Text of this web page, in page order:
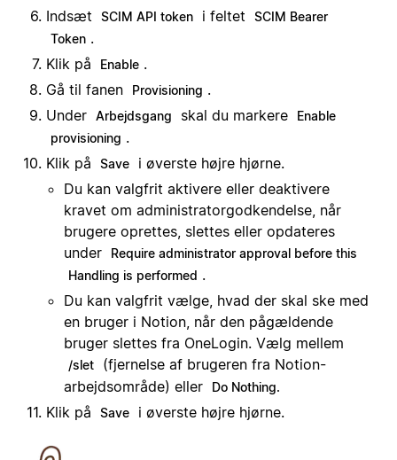
Indsæt
SCIM API token i feltet
SCIM Bearer
Token .
Klik på
Enable .
Gå til fanen
Provisioning .
Under Arbejdsgang skal du markere
Enable
provisioning .
Klik på
Save
i øverste højre hjørne.
Du kan valgfrit aktivere eller deaktivere
kravet om administratorgodkendelse, når
brugere oprettes, slettes eller opdateres
under
Require administrator approval before this
Handling is performed .
Du kan valgfrit vælge, hvad der skal ske med
en bruger i Notion, når den pågældende
bruger slettes fra OneLogin. Vælg mellem
/slet
(fjernelse af brugeren fra Notion-
arbejdsområde) eller
Do Nothing.
Klik på Save i øverste højre hjørne.